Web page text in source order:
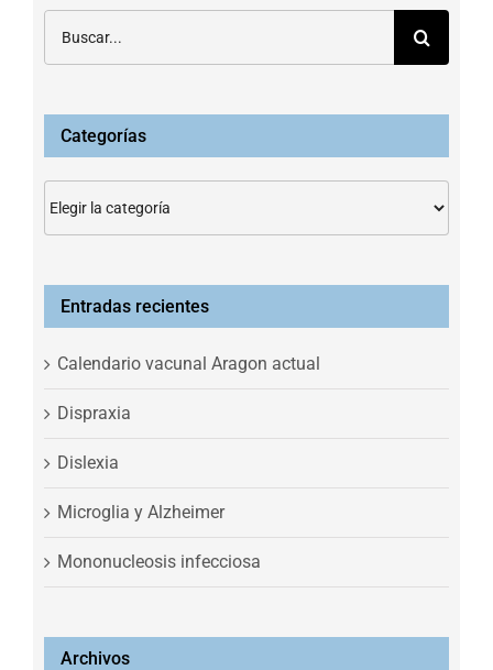
Categorías
Entradas recientes
Calendario vacunal Aragon actual
Dispraxia
Dislexia
Microglia y Alzheimer
Mononucleosis infecciosa
Archivos